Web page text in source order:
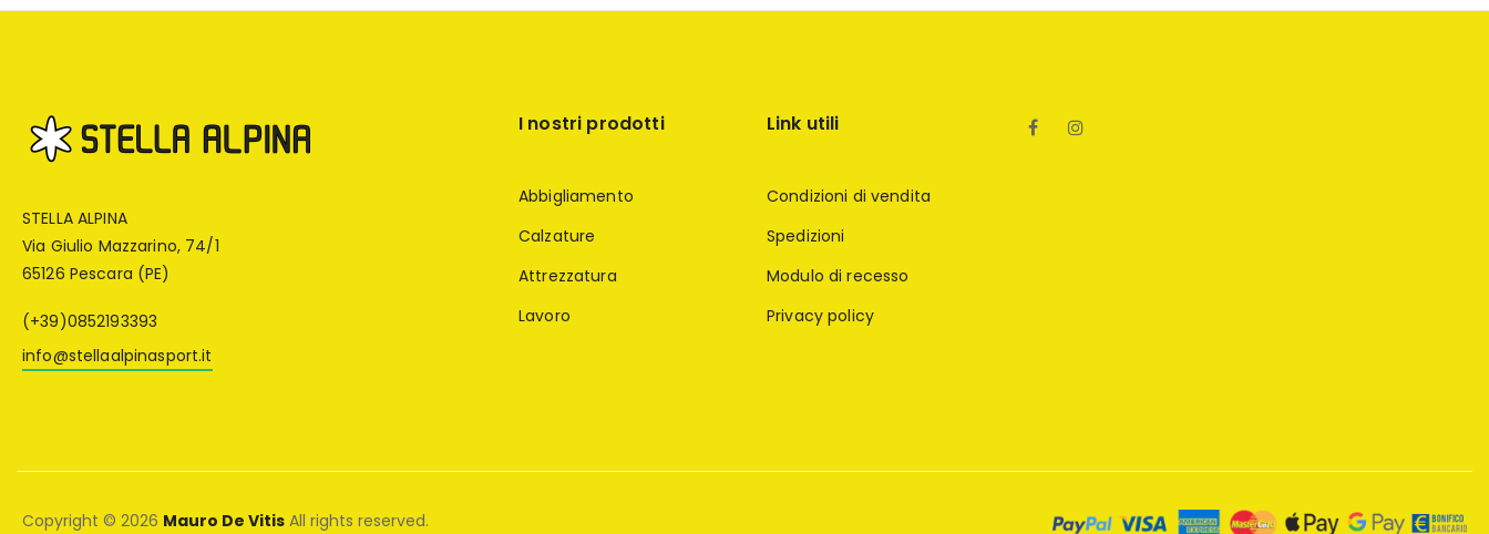
STELLA ALPINA
Via Giulio Mazzarino, 74/1
65126 Pescara (PE)
(+39)0852193393
info@stellaalpinasport.it
I nostri prodotti
Abbigliamento
Calzature
Attrezzatura
Lavoro
Link utili
Condizioni di vendita
Spedizioni
Modulo di recesso
Privacy policy
Facebook
Copyright © 2026 Mauro De Vitis All rights reserved.